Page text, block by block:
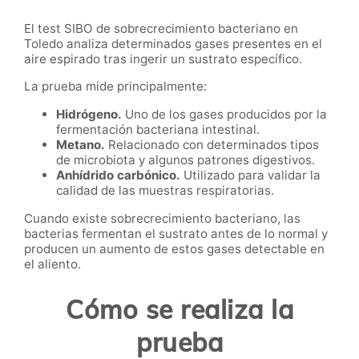
El test SIBO de sobrecrecimiento bacteriano en
Toledo analiza determinados gases presentes en el
aire espirado tras ingerir un sustrato específico.
La prueba mide principalmente:
Hidrógeno. Uno de los gases producidos por la
fermentación bacteriana intestinal.
Metano. Relacionado con determinados tipos
de microbiota y algunos patrones digestivos.
Anhídrido carbónico. Utilizado para validar la
calidad de las muestras respiratorias.
Cuando existe sobrecrecimiento bacteriano, las
bacterias fermentan el sustrato antes de lo normal y
producen un aumento de estos gases detectable en
el aliento.
Cómo se realiza la
prueba